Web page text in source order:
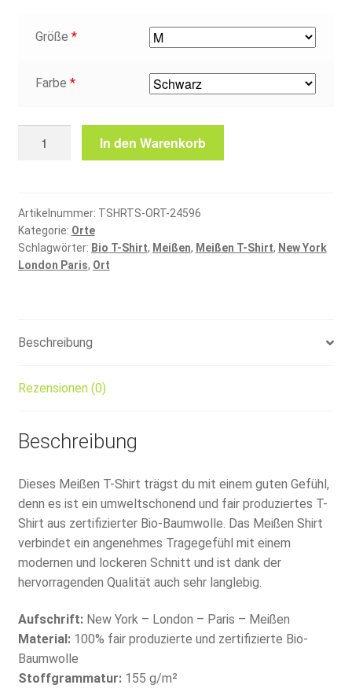
Größe *
Farbe *
In den Warenkorb
Artikelnummer: TSHRTS-ORT-24596
Kategorie: Orte
Schlagwörter: Bio T-Shirt, Meißen, Meißen T-Shirt, New York
London Paris, Ort
Beschreibung
Rezensionen (0)
Beschreibung
Dieses Meißen T-Shirt trägst du mit einem guten Gefühl,
denn es ist ein umweltschonend und fair produziertes T-
Shirt aus zertifizierter Bio-Baumwolle. Das Meißen Shirt
verbindet ein angenehmes Tragegefühl mit einem
modernen und lockeren Schnitt und ist dank der
hervorragenden Qualität auch sehr langlebig.
Aufschrift:New York – London – Paris – Meißen
Material:100% fair produzierte und zertifizierte Bio-
Baumwolle
Stoffgrammatur:155 g/m²